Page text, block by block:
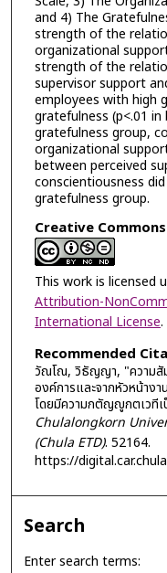
and 4) The
strength of the
organizational
strength of the
supervisor support
employees with high
gratefulness (p<.01
gratefulness group,
organizational
between perceived
conscientiousness
gratefulness group.
Creative
This work is licensed
Attribution-
International License.
Recommended
วัณโณ, วิธัญญา, "ความสัม
องค์การและจากหัวหน้าง
โดยมีความกตัญญูกตเวที
Chulalongkorn
(Chula ETD). 52164.
https://
Search
Enter search terms: